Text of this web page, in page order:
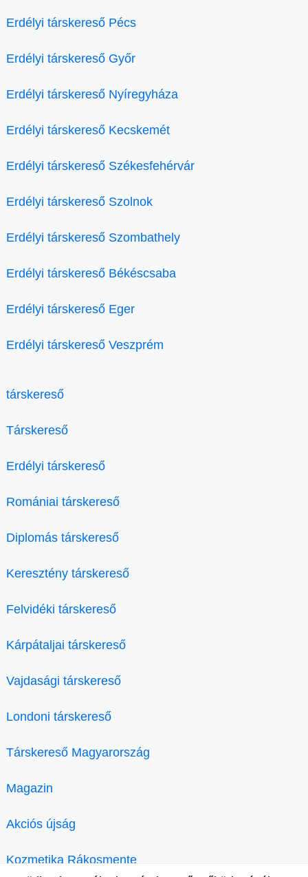
Erdélyi társkereső Pécs
Erdélyi társkereső Győr
Erdélyi társkereső Nyíregyháza
Erdélyi társkereső Kecskemét
Erdélyi társkereső Székesfehérvár
Erdélyi társkereső Szolnok
Erdélyi társkereső Szombathely
Erdélyi társkereső Békéscsaba
Erdélyi társkereső Eger
Erdélyi társkereső Veszprém
társkereső
Társkereső
Erdélyi társkereső
Romániai társkereső
Diplomás társkereső
Keresztény társkereső
Felvidéki társkereső
Kárpátaljai társkereső
Vajdasági társkereső
Londoni társkereső
Társkereső Magyarország
Magazin
Akciós újság
Kozmetika Rákosmente